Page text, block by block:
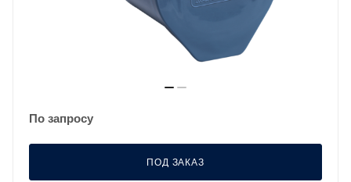
По запросу
ПОД ЗАКАЗ